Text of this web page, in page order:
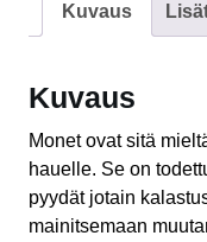
Kuvaus
Kuvaus
Monet ovat sitä
hauelle. Se on
pyydät jotain
mainitsemaan